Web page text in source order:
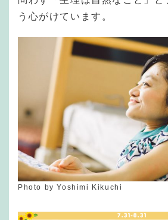
う心がけています。
Photo by Yoshimi Kikuchi